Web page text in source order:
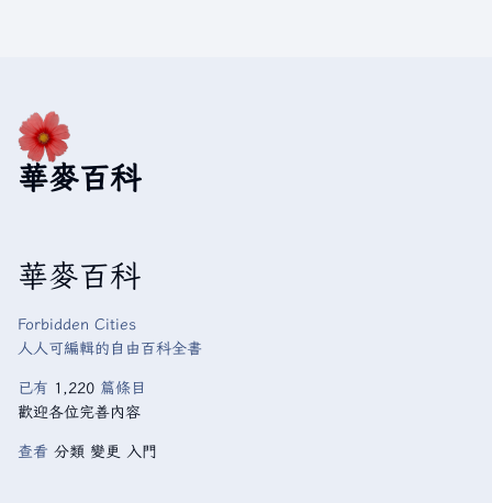
華麥百科
華麥百科
Forbidden Cities
人人可編輯的自由百科全書
已有 1,220 篇條目
歡迎各位完善內容
查看 分類 變更 入門